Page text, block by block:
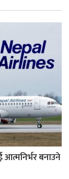
बनाउने